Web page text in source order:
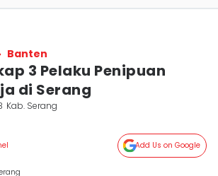
Banten
3 Pelaku Penipuan
di Serang
Kab. Serang
Add Us on Google